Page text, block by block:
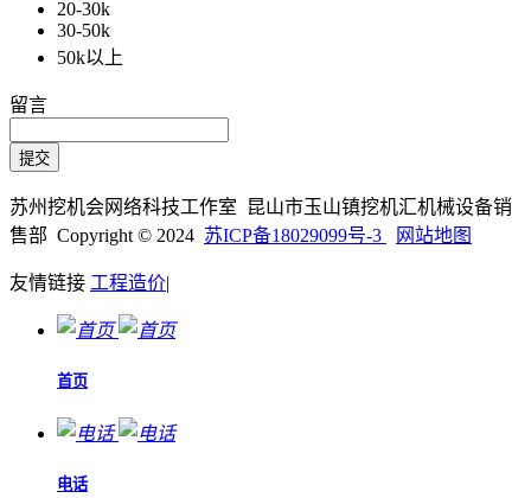
20-30k
30-50k
50k以上
留言
苏州挖机会网络科技工作室 昆山市玉山镇挖机汇机械设备销
售部 Copyright © 2024 苏ICP备18029099号-3 网站地图
友情链接 工程造价|
首页
电话